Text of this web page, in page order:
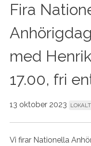
Fira
med
17.00, fri
13 oktober 2023 LOKALT
Vi firar Nationella